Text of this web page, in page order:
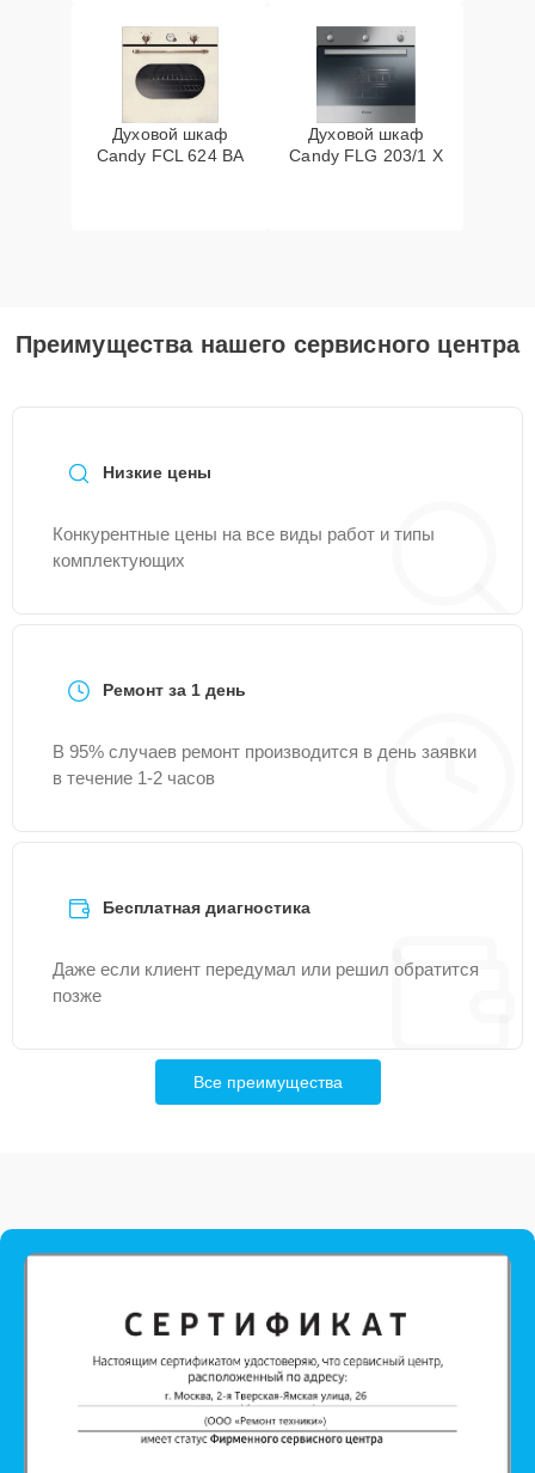
Духовой шкаф
Candy FCL 624 BA
Духовой шкаф
Candy FLG 203/1 X
Преимущества нашего сервисного центра
Низкие цены
Конкурентные цены на все виды работ и типы
комплектующих
Ремонт за 1 день
В 95% случаев ремонт производится в день заявки
в течение 1-2 часов
Бесплатная диагностика
Даже если клиент передумал или решил обратится
позже
Все преимущества